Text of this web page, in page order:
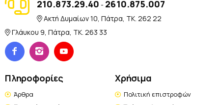
210.873.29.40 - 2610.875.007
Ακτή Δυμαίων 10, Πάτρα, TK. 262 22
Γλάυκου 9, Πάτρα, TK. 263 33
Πληροφορίες
Άρθρα
Χρήσιμα
Πολιτική επιστροφών